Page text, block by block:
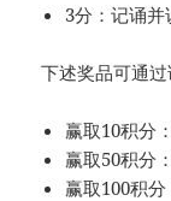
3分：记诵
下述奖品可通
赢取10积分
赢取50积分
赢取100积